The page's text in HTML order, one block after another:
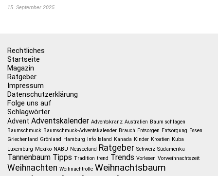
15. September 2025
Rechtliches
Startseite
Magazin
Ratgeber
Impressum
Datenschutzerklärung
Folge uns auf
Schlagwörter
Advent Adventskalender Adventskranz Australien Baum schlagen
Baumschmuck Baumschmuck-Adventskalender Brauch Entsorgen Entsorgung Essen
Griechenland Grönland Hamburg Info Island Kanada KInder Kroatien Kuba
Luxemburg Mexiko NABU Neuseeland Ratgeber Schweiz Südamerika
Tannenbaum Tipps Tradition trend Trends Vorlesen Vorweihnachtszeit
Weihnachten Weihnachtrolle Weihnachtsbaum